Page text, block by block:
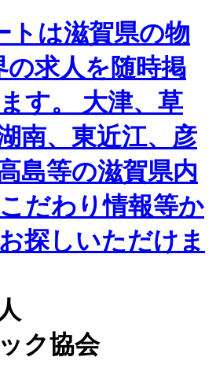
ク協会